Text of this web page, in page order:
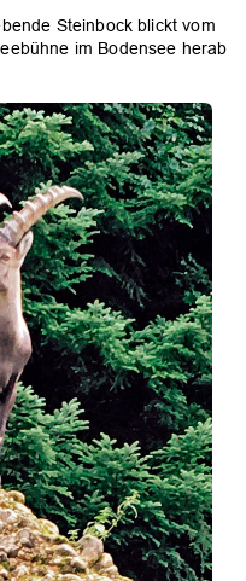
Steinbock blickt vom
im Bodensee herab